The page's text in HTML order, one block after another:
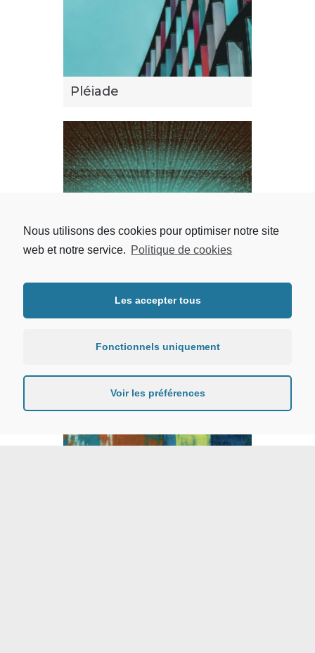
Nous utilisons des cookies pour optimiser notre site
web et notre service. Politique de cookies
Les accepter tous
Fonctionnels uniquement
Voir les préférences
Pléiade